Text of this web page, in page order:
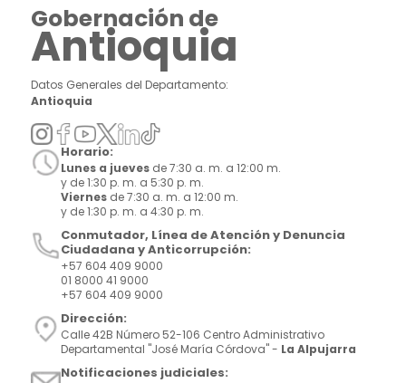
Gobernación de
Antioquia
Datos Generales del Departamento:
Antioquia
Horario:
Lunes a jueves de 7:30 a. m. a 12:00 m.
y de 1:30 p. m. a 5:30 p. m.
Viernes de 7:30 a. m. a 12:00 m.
y de 1:30 p. m. a 4:30 p. m.
Conmutador, Línea de Atención y Denuncia
Ciudadana y Anticorrupción:
+57 604 409 9000
01 8000 41 9000
+57 604 409 9000
Dirección:
Calle 42B Número 52-106 Centro Administrativo
Departamental "José María Córdova" - La Alpujarra
Notificaciones judiciales: